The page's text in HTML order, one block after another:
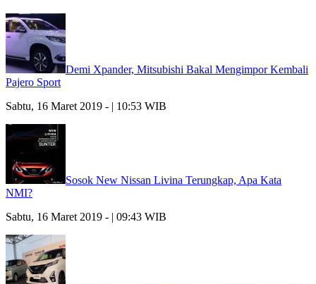
Demi Xpander, Mitsubishi Bakal Mengimpor Kembali
Pajero Sport
Sabtu, 16 Maret 2019 - | 10:53 WIB
Sosok New Nissan Livina Terungkap, Apa Kata
NMI?
Sabtu, 16 Maret 2019 - | 09:43 WIB